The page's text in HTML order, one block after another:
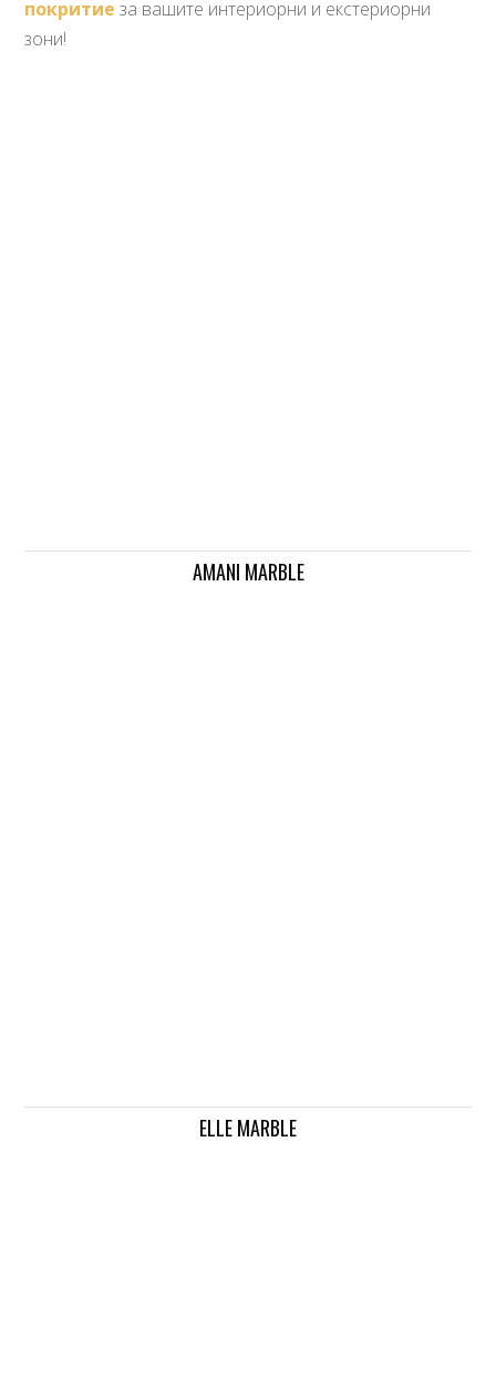
покритие за вашите интериорни и екстериорни
зони!
AMANI MARBLE
ELLE MARBLE